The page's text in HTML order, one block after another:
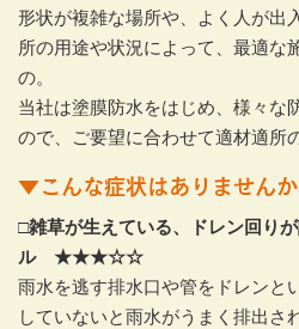
形状が複雑な場所や、よく人が出
所の用途や状況によって、最適な
の。
当社は塗膜防水をはじめ、様々な
ので、ご要望に合わせて適材適所
▼こんな症状はありません
□雑草が生えている、ドレン回
ル ★★★☆☆
雨水を逃す排水口や管をドレンと
していないと雨水がうまく排出さ